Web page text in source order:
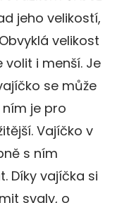
jeho velikostí,
velikost
volit i menší. Je
se může
je pro
Vajíčko v
s ním
Díky vajíčka si
svaly, o